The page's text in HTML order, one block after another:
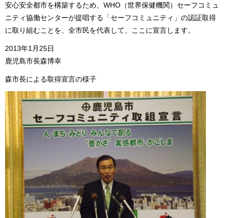
安心安全都市を構築するため、WHO（世界保健機関）セーフコミュ
ニティ協働センターが提唱する「セーフコミュニティ」の認証取得
に取り組むことを、全市民を代表して、ここに宣言します。
2013年1月25日
鹿児島市長森博幸
森市長による取得宣言の様子